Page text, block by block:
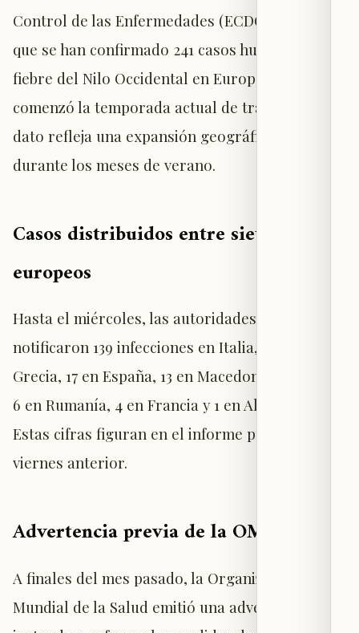
Control de las Enfermedades (ECDC) informó
que se han confirmado 241 casos humanos de
fiebre del Nilo Occidental en Europa desde que
comenzó la temporada actual de transmisión. El
dato refleja una expansión geográfica del virus
durante los meses de verano.
Casos distribuidos entre siete países
europeos
Hasta el miércoles, las autoridades sanitarias
notificaron 139 infecciones en Italia, 61 en
Grecia, 17 en España, 13 en Macedonia del Norte,
6 en Rumanía, 4 en Francia y 1 en Alemania.
Estas cifras figuran en el informe publicado el
viernes anterior.
Advertencia previa de la OMS
A finales del mes pasado, la Organización
Mundial de la Salud emitió una advertencia